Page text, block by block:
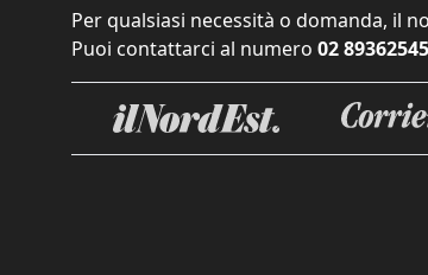
Per qualsiasi necessità o domanda, il
Puoi contattarci al numero 02 89362545